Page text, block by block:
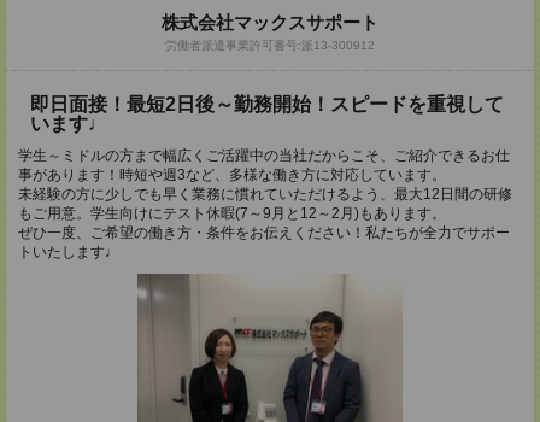
株式会社マックスサポート
労働者派遣事業許可番号:派13-300912
即日面接！最短2日後～勤務開始！スピードを重視して
います♩
学生～ミドルの方まで幅広くご活躍中の当社だからこそ、ご紹介できるお仕
事があります！時短や週3など、多様な働き方に対応しています。
未経験の方に少しでも早く業務に慣れていただけるよう、最大12日間の研修
もご用意。学生向けにテスト休暇(7～9月と12～2月)もあります。
ぜひ一度、ご希望の働き方・条件をお伝えください！私たちが全力でサポー
トいたします♩